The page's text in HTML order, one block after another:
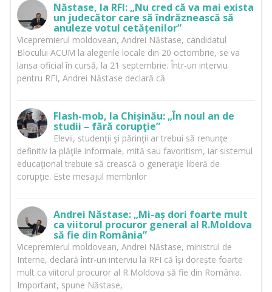
Năstase, la RFI: „Nu cred că va mai exista
un judecător care să îndrăznească să
anuleze votul cetățenilor”
Vicepremierul moldovean, Andrei Năstase, candidatul
Blocului ACUM la alegerile locale din 20 octombrie, se va
lansa oficial în cursă, la 21 septembrie. Într-un interviu
pentru RFI, Andrei Năstase declară că
Flash-mob, la Chișinău: „În noul an de
studii – fără corupţie”
Elevii, studenţii şi părinţii ar trebui să renunţe
definitiv la plăţile informale, mită sau favoritism, iar sistemul
educaţional trebuie să crească o generaţie liberă de
corupţie. Este mesajul membrilor
Andrei Năstase: „Mi-aș dori foarte mult
ca viitorul procuror general al R.Moldova
să fie din România”
Vicepremierul moldovean, Andrei Năstase, ministrul de
Interne, declară într-un interviu la RFI că își dorește foarte
mult ca viitorul procuror al R.Moldova să fie din România.
Important, spune Năstase,